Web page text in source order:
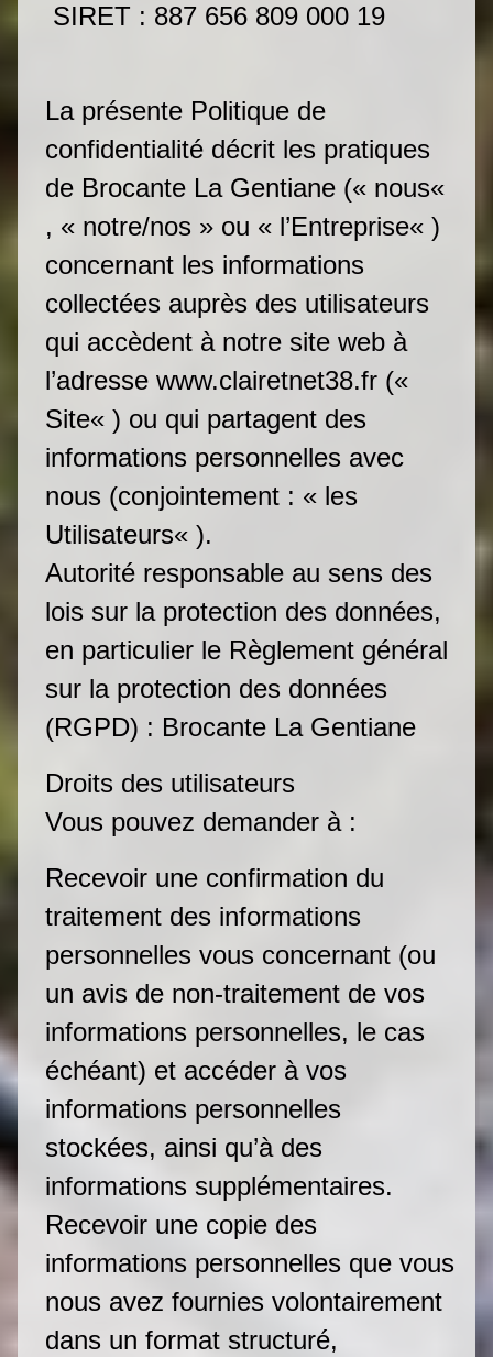
SIRET : 887 656 809 000 19
La présente Politique de
confidentialité décrit les pratiques
de Brocante La Gentiane (« nous«
, « notre/nos » ou « l’Entreprise« )
concernant les informations
collectées auprès des utilisateurs
qui accèdent à notre site web à
l’adresse www.clairetnet38.fr («
Site« ) ou qui partagent des
informations personnelles avec
nous (conjointement : « les
Utilisateurs« ).
Autorité responsable au sens des
lois sur la protection des données,
en particulier le Règlement général
sur la protection des données
(RGPD) : Brocante La Gentiane
Droits des utilisateurs
Vous pouvez demander à :
Recevoir une confirmation du
traitement des informations
personnelles vous concernant (ou
un avis de non-traitement de vos
informations personnelles, le cas
échéant) et accéder à vos
informations personnelles
stockées, ainsi qu’à des
informations supplémentaires.
Recevoir une copie des
informations personnelles que vous
nous avez fournies volontairement
dans un format structuré,